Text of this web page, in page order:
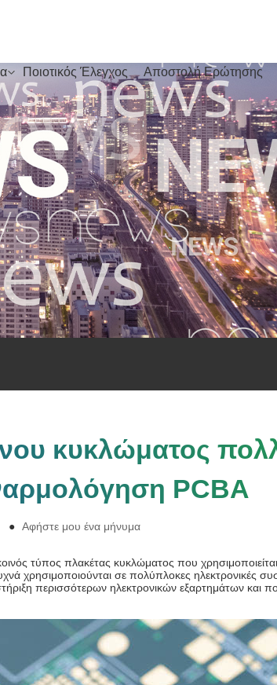
Ποιοτικός Έλεγχος Αποστολή Ερώτησης
κυκλώματος
PCBA
● Αφήστε μου ένα μήνυμα
τύπος πλακέτας κυκλώματος που
χρησιμοποιούνται σε πολύπλοκες ηλεκτρονικές
περισσότερων ηλεκτρονικών εξαρτημάτων και